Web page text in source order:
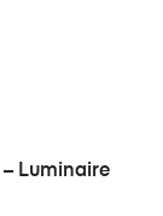
– Luminaire